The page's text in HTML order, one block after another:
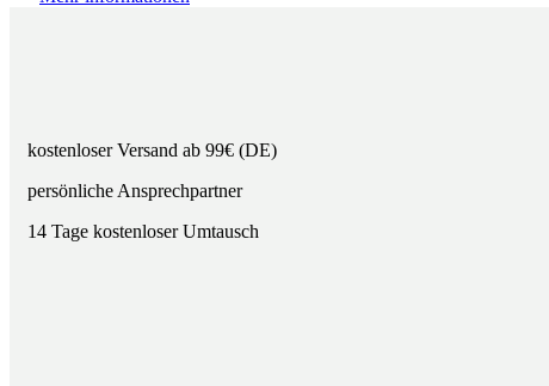
kostenloser Versand ab 99€ (DE)
persönliche Ansprechpartner
14 Tage kostenloser Umtausch